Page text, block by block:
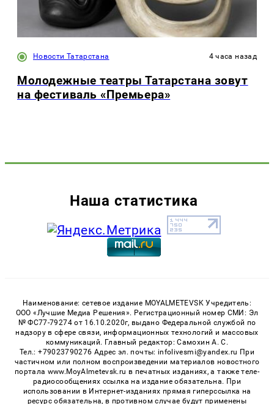
Новости Татарстана 4 часа назад
Молодежные театры Татарстана зовут
на фестиваль «Премьера»
Наша статистика
Наименование: сетевое издание MOYALMETEVSK Учредитель:
ООО «Лучшие Медиа Решения». Регистрационный номер СМИ: Эл
№ ФС77-79274 от 16.10.2020г, выдано Федеральной службой по
надзору в сфере связи, информационных технологий и массовых
коммуникаций. Главный редактор: Самохин А. С.
Тел.: +79023790276 Адрес эл. почты: infolivesmi@yandex.ru При
частичном или полном воспроизведении материалов новостного
портала www.MoyAlmetevsk.ru в печатных изданиях, а также теле-
радиосообщениях ссылка на издание обязательна. При
использовании в Интернет-изданиях прямая гиперссылка на
ресурс обязательна, в противном случае будут применены